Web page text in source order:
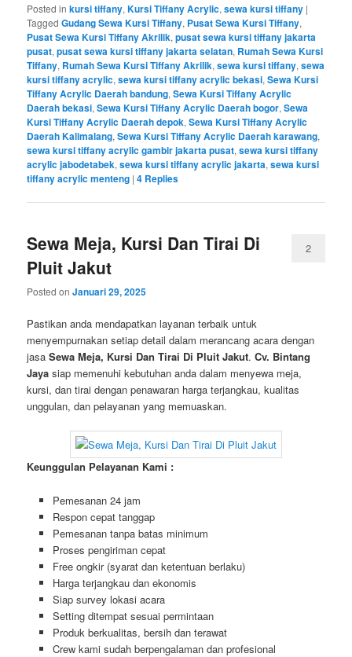
Posted in kursi tiffany,Kursi Tiffany Acrylic,sewa kursi tiffany |
Tagged Gudang Sewa Kursi Tiffany, Pusat Sewa Kursi Tiffany,
Pusat Sewa Kursi Tiffany Akrilik,pusat sewa kursi tiffany jakarta
pusat,pusat sewa kursi tiffany jakarta selatan, Rumah Sewa Kursi
Tiffany, Rumah Sewa Kursi Tiffany Akrilik,sewa kursi tiffany,sewa
kursi tiffany acrylic,sewa kursi tiffany acrylic bekasi,Sewa Kursi
Tiffany Acrylic Daerah bandung,Sewa Kursi Tiffany Acrylic
Daerah bekasi,Sewa Kursi Tiffany Acrylic Daerah bogor,Sewa
Kursi Tiffany Acrylic Daerah depok,Sewa Kursi Tiffany Acrylic
Daerah Kalimalang,Sewa Kursi Tiffany Acrylic Daerah karawang,
sewa kursi tiffany acrylic gambir jakarta pusat,sewa kursi tiffany
acrylic jabodetabek,sewa kursi tiffany acrylic jakarta,sewa kursi
tiffany acrylic menteng |4 Replies
Sewa Meja, Kursi Dan Tirai Di
Pluit Jakut
Posted onJanuari 29, 2025
2
Pastikan anda mendapatkan layanan terbaik untuk
menyempurnakan setiap detail dalam merancang acara dengan
jasaSewa Meja, Kursi Dan Tirai Di Pluit Jakut.Cv. Bintang
Jayasiap memenuhi kebutuhan anda dalam menyewa meja,
kursi, dan tirai dengan penawaran harga terjangkau, kualitas
unggulan, dan pelayanan yang memuaskan.
Keunggulan Pelayanan Kami :
Pemesanan 24 jam
Respon cepat tanggap
Pemesanan tanpa batas minimum
Proses pengiriman cepat
Free ongkir (syarat dan ketentuan berlaku)
Harga terjangkau dan ekonomis
Siap survey lokasi acara
Setting ditempat sesuai permintaan
Produk berkualitas, bersih dan terawat
Crew kami sudah berpengalaman dan profesional